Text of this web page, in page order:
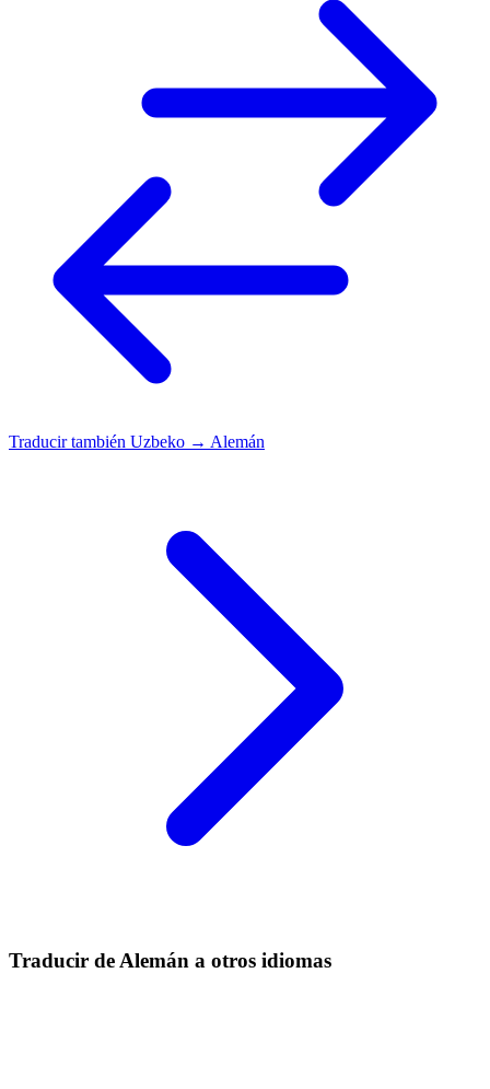
Traducir también Uzbeko → Alemán
Traducir de Alemán a otros idiomas